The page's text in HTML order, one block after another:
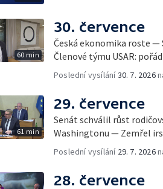
60 min
30. července
Česká ekonomika roste
Členové týmu USAR:
Poslední vysílání30. 7. 2026
61 min
29. července
Senát schválil růst
Washingtonu — Zemřel
Poslední vysílání 29. 7. 2026
28. července